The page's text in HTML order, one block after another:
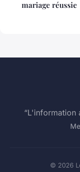
mariage réussie
“L'information
© 2026